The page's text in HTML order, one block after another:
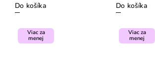
Do košíka Do košíka
Viac za
menej
Viac za
menej